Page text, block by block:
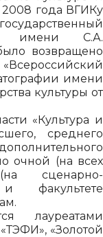
года ВГИКу
имени С.А.
возвращено
имени
культуры от
«Культура и
среднего
очной (на всех
сценарно-
факультете
лауреатами
«Золотой